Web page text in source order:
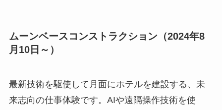
ムーンベースコンストラクション（2024年8
月10日～）
最新技術を駆使して月面にホテルを建設する、未
来志向の仕事体験です。AIや遠隔操作技術を使